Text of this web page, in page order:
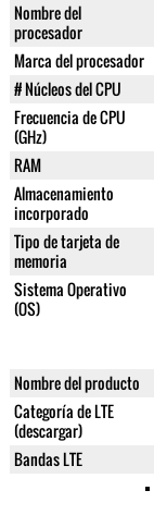
Nombre del
procesador
Marca del procesador
# Núcleos del CPU
Frecuencia de CPU
(GHz)
RAM
Almacenamiento
incorporado
Tipo de tarjeta de
memoria
Sistema Operativo
(OS)
Nombre del producto
Categoría de LTE
(descargar)
Bandas LTE